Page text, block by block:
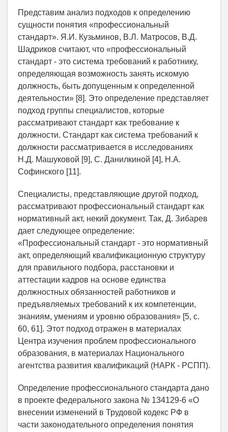
Представим анализ подходов к определению
сущности понятия «профессиональный
стандарт». Я.И. Кузьминов, В.Л. Матросов, В.Д.
Шадриков считают, что «профессиональный
стандарт - это система требований к работнику,
определяющая возможность занять искомую
должность, быть допущенным к определенной
деятельности» [8]. Это определение представляет
подход группы специалистов, которые
рассматривают стандарт как требование к
должности. Стандарт как система требований к
должности рассматривается в исследованиях
Н.Д. Машуковой [9], С. Данилкиной [4], Н.А.
Софинского [11].
Специалисты, представляющие другой подход,
рассматривают профессиональный стандарт как
нормативный акт, некий документ. Так, Д. Зибарев
дает следующее определение:
«Профессиональный стандарт - это нормативный
акт, определяющий квалификационную структуру
для правильного подбора, расстановки и
аттестации кадров на основе единства
должностных обязанностей работников и
предъявляемых требований к их компетенции,
знаниям, умениям и уровню образования» [5, с.
60, 61]. Этот подход отражен в материалах
Центра изучения проблем профессионального
образования, в материалах Национального
агентства развития квалификаций (НАРК - РСПП).
Определение профессионального стандарта дано
в проекте федерального закона № 134129-6 «О
внесении изменений в Трудовой кодекс РФ в
части законодательного определения понятия